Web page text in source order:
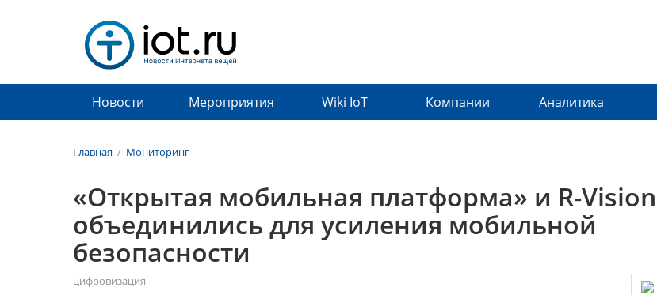
Новости Мероприятия Wiki IoT Компании Аналитика
Главная / Мониторинг
«Открытая мобильная платформа» и R-Vision
объединились для усиления мобильной
безопасности
цифровизация